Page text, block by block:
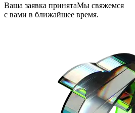
Ваша заявка принятаМы свяжемся
с вами в ближайшее время.